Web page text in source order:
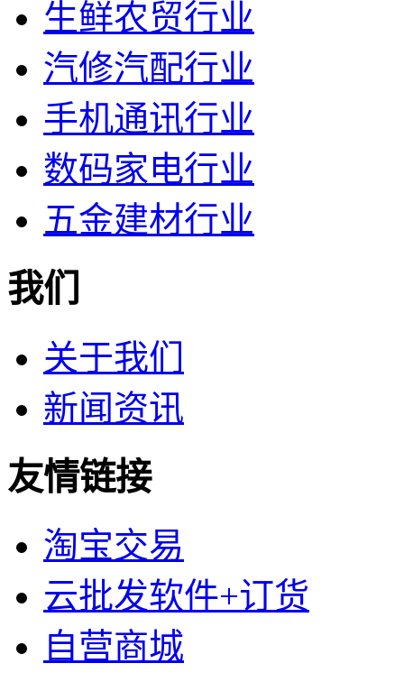
生鲜农贸行业
汽修汽配行业
手机通讯行业
数码家电行业
五金建材行业
我们
关于我们
新闻资讯
友情链接
淘宝交易
云批发软件+订货
自营商城